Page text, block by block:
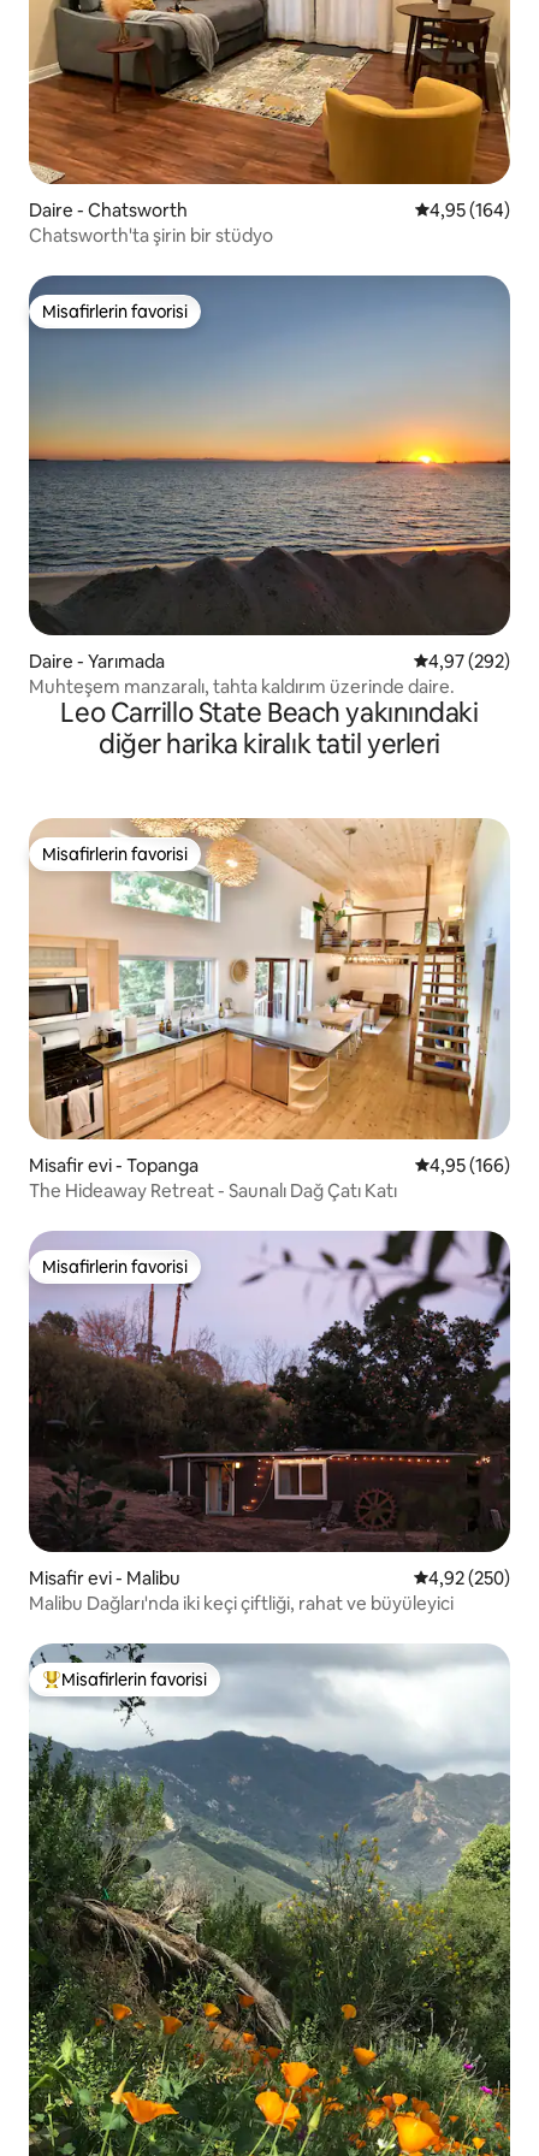
Daire - Chatsworth 5 üzerinden
4,95 (164)
Chatsworth'ta şirin bir stüdyo
Misafirlerin favorisi
Misafirlerin favorisi
Daire - Yarımada 5 üzerinden
4,97 (292)
Muhteşem manzaralı, tahta kaldırım üzerinde daire.
Leo Carrillo State Beach yakınındaki
diğer harika kiralık tatil yerleri
Misafirlerin favorisi
Misafirlerin favorisi
Misafir evi - Topanga 5 üzerinden
4,95 (166)
The Hideaway Retreat - Saunalı Dağ Çatı Katı
Misafirlerin favorisi
Misafirlerin favorisi
Misafir evi - Malibu 5 üzerinden
4,92 (250)
Malibu Dağları'nda iki keçi çiftliği, rahat ve büyüleyici
Misafirlerin favorilerinden en beğenilenler arasında
Misafirlerin favorisi